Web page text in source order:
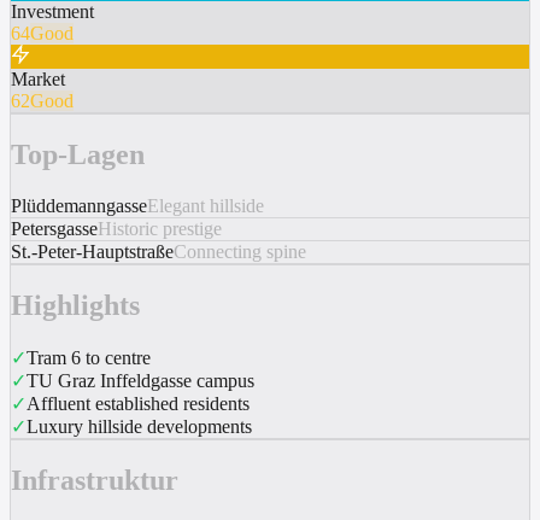
Investment
64Good
Market
62Good
Top-Lagen
PlüddemanngasseElegant hillside
PetersgasseHistoric prestige
St.-Peter-HauptstraßeConnecting spine
Highlights
✓Tram 6 to centre
✓TU Graz Inffeldgasse campus
✓Affluent established residents
✓Luxury hillside developments
Infrastruktur